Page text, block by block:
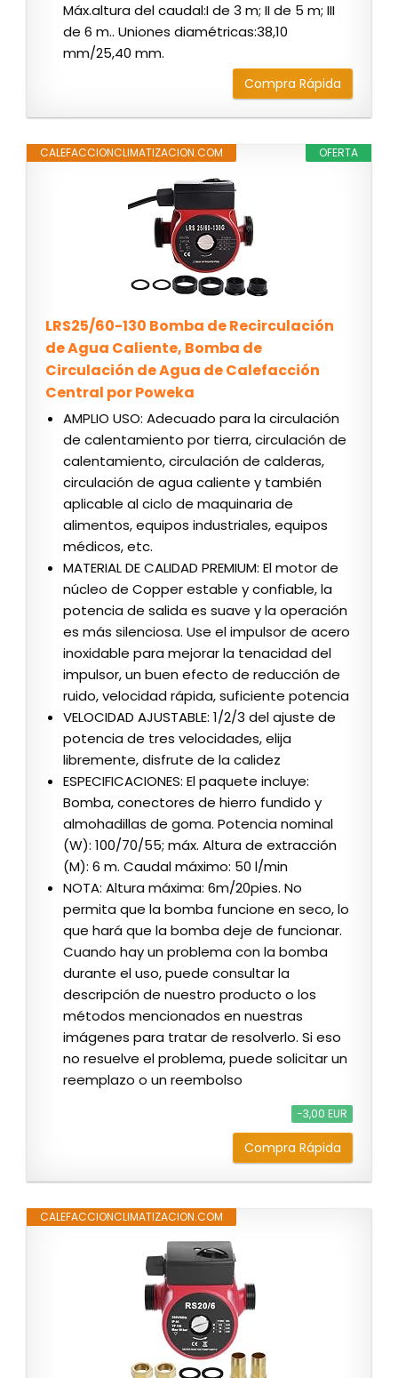
Máx.altura del caudal:I de 3 m; II de 5 m; III
de 6 m.. Uniones diamétricas:38,10
mm/25,40 mm.
Compra Rápida
OFERTA
CALEFACCIONCLIMATIZACION.COM
LRS25/60-130 Bomba de Recirculación
de Agua Caliente, Bomba de
Circulación de Agua de Calefacción
Central por Poweka
AMPLIO USO: Adecuado para la circulación
de calentamiento por tierra, circulación de
calentamiento, circulación de calderas,
circulación de agua caliente y también
aplicable al ciclo de maquinaria de
alimentos, equipos industriales, equipos
médicos, etc.
MATERIAL DE CALIDAD PREMIUM: El motor de
núcleo de Copper estable y confiable, la
potencia de salida es suave y la operación
es más silenciosa. Use el impulsor de acero
inoxidable para mejorar la tenacidad del
impulsor, un buen efecto de reducción de
ruido, velocidad rápida, suficiente potencia
VELOCIDAD AJUSTABLE: 1/2/3 del ajuste de
potencia de tres velocidades, elija
libremente, disfrute de la calidez
ESPECIFICACIONES: El paquete incluye:
Bomba, conectores de hierro fundido y
almohadillas de goma. Potencia nominal
(W): 100/70/55; máx. Altura de extracción
(M): 6 m. Caudal máximo: 50 l/min
NOTA: Altura máxima: 6m/20pies. No
permita que la bomba funcione en seco, lo
que hará que la bomba deje de funcionar.
Cuando hay un problema con la bomba
durante el uso, puede consultar la
descripción de nuestro producto o los
métodos mencionados en nuestras
imágenes para tratar de resolverlo. Si eso
no resuelve el problema, puede solicitar un
reemplazo o un reembolso
−3,00 EUR
Compra Rápida
CALEFACCIONCLIMATIZACION.COM